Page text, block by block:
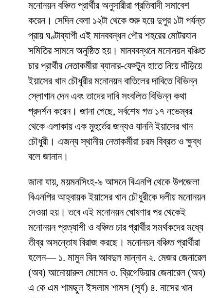
মনোনয়ন বঞ্চিত প্রার্থীর অনুসারীরা প্রতিবাদী সমাবেশ
করেন। সেদিন বেলা ১২টা থেকে শুরু হয়ে দুপুর ১টা পর্যন্ত
প্রায় ঘণ্টাব্যাপী এই মানববন্ধন পৌর শহরের মোটরযান
সমিতির সামনে অনুষ্ঠিত হয়। মানববন্ধনে মনোনয়ন বঞ্চিত
চার প্রার্থীর নেতাকর্মীরা ব্যানার-ফেস্টুন হাতে নিয়ে দাঁড়িয়ে
ইয়াসের খান চৌধুরীর মনোনয়ন বাতিলের দাবিতে বিভিন্ন
স্লোগান দেন এবং তাদের দাবি সংবলিত বিভিন্ন কথা
প্রদর্শন করেন। জানা গেছে, সর্বশেষ গত ১৭ নভেম্বর
থেকে এলাকায় এক মুহুর্তের জন্যও যাননি ইয়াসের খান
চৌধুরী। এজন্য স্থানীয় নেতাকর্মীরা চরম বিব্রত ও ক্ষুব্ধ
বলে জানান।
জানা যায়, ময়মনসিংহ-৯ আসনে বিএনপি থেকে উপজেলা
বিএনপির আহ্বায়ক ইয়াসের খান চৌধুরীকে দলীয় মনোনয়ন
দেওয়া হয়। তবে এই মনোনয়ন ঘোষণার পর থেকেই
মনোনয়ন প্রত্যাশী ও বঞ্চিত চার প্রার্থীর সমর্থকদের মধ্যে
তীব্র অসন্তোষ বিরাজ করছে। মনোনয়ন বঞ্চিত প্রার্থীরা
হলেন— ১. মামুন বিন আবদুল মান্নান ২. মেজর জেনারেল
(অব) আনোয়ারুল মোমেন ৩. ব্রিগেডিয়ার জেনারেল (অব)
এ কে এম শামছুল ইসলাম শামস (সূর্য) ৪. নাসের খান